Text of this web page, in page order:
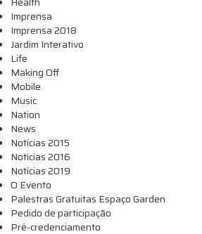
Imprensa
Imprensa 2018
Jardim Interativo
Life
Making Off
Mobile
Music
Nation
News
Notícias 2015
Notícias 2016
Notícias 2019
O Evento
Palestras Gratuitas Espaço Garden
Pedido de participação
Pré-credenciamento